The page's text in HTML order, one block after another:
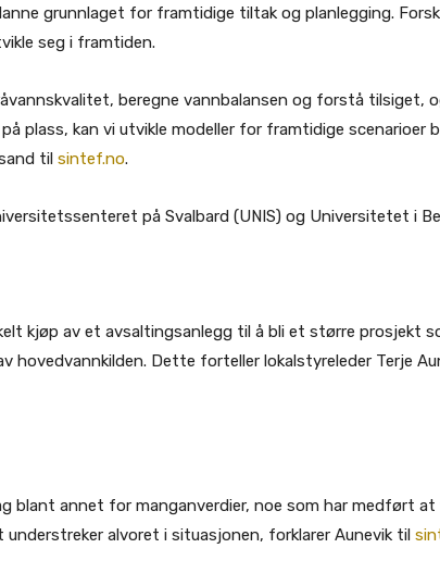
grunnlaget for framtidige tiltak og planlegging.
seg i framtiden.
beregne vannbalansen og forstå tilsiget,
plass, kan vi utvikle modeller for framtidige scenarioer
til sintef.no.
på Svalbard (UNIS) og Universitetet i
kjøp av et avsaltingsanlegg til å bli et større prosjekt
hovedvannkilden. Dette forteller lokalstyreleder Terje
blant annet for manganverdier, noe som har medført at
alvoret i situasjonen, forklarer Aunevik til